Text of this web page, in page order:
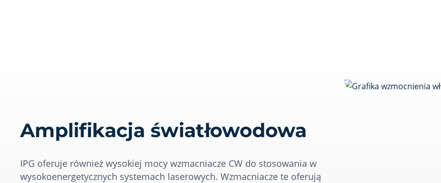
Amplifikacja światłowodowa
IPG oferuje również wysokiej mocy wzmacniacze CW do stosowania w
wysokoenergetycznych systemach laserowych. Wzmacniacze te oferują